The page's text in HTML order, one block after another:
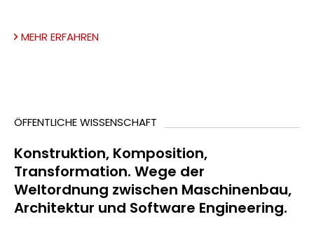
MEHR ERFAHREN
ÖFFENTLICHE WISSENSCHAFT
Konstruktion, Komposition,
Transformation. Wege der
Weltordnung zwischen Maschinenbau,
Architektur und Software Engineering.